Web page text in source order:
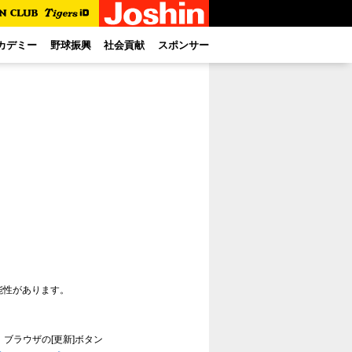
デミー 野球振興 社会貢献 スポンサー
があります。
ラウザの[更新]ボタン